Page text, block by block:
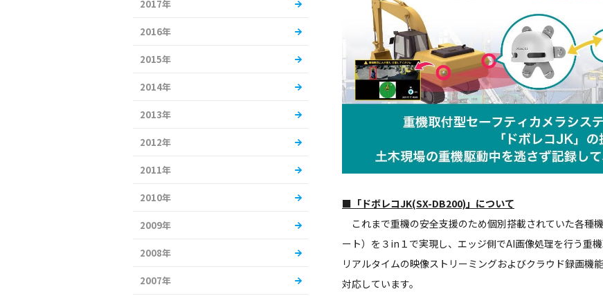
■「ドボレコJK(SX-DB200)」について
これまで重機の安全支援のため個別搭載されていた各種
ート）を３in１で実現し、エッジ側でAI画像処理を行う重機
リアルタイムの映像ストリーミングおよびクラウド録画機
対応しています。
2017年
2016年
2015年
2014年
2013年
2012年
2011年
2010年
2009年
2008年
2007年